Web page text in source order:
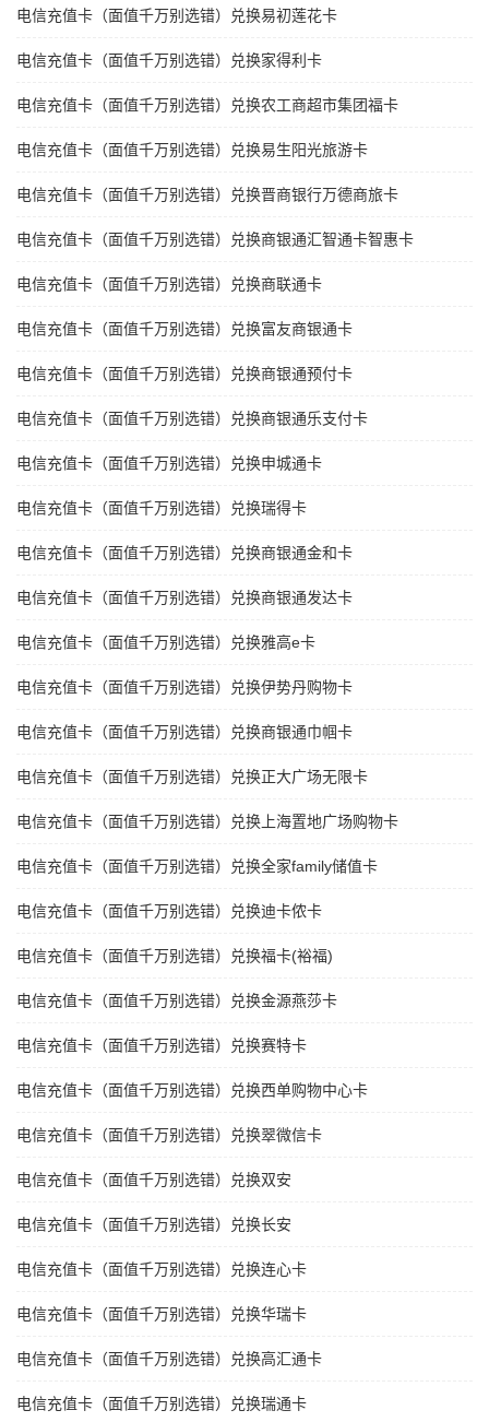
电信充值卡（面值千万别选错）兑换易初莲花卡
电信充值卡（面值千万别选错）兑换家得利卡
电信充值卡（面值千万别选错）兑换农工商超市集团福卡
电信充值卡（面值千万别选错）兑换易生阳光旅游卡
电信充值卡（面值千万别选错）兑换晋商银行万德商旅卡
电信充值卡（面值千万别选错）兑换商银通汇智通卡智惠卡
电信充值卡（面值千万别选错）兑换商联通卡
电信充值卡（面值千万别选错）兑换富友商银通卡
电信充值卡（面值千万别选错）兑换商银通预付卡
电信充值卡（面值千万别选错）兑换商银通乐支付卡
电信充值卡（面值千万别选错）兑换申城通卡
电信充值卡（面值千万别选错）兑换瑞得卡
电信充值卡（面值千万别选错）兑换商银通金和卡
电信充值卡（面值千万别选错）兑换商银通发达卡
电信充值卡（面值千万别选错）兑换雅高e卡
电信充值卡（面值千万别选错）兑换伊势丹购物卡
电信充值卡（面值千万别选错）兑换商银通巾帼卡
电信充值卡（面值千万别选错）兑换正大广场无限卡
电信充值卡（面值千万别选错）兑换上海置地广场购物卡
电信充值卡（面值千万别选错）兑换全家family储值卡
电信充值卡（面值千万别选错）兑换迪卡侬卡
电信充值卡（面值千万别选错）兑换福卡(裕福)
电信充值卡（面值千万别选错）兑换金源燕莎卡
电信充值卡（面值千万别选错）兑换赛特卡
电信充值卡（面值千万别选错）兑换西单购物中心卡
电信充值卡（面值千万别选错）兑换翠微信卡
电信充值卡（面值千万别选错）兑换双安
电信充值卡（面值千万别选错）兑换长安
电信充值卡（面值千万别选错）兑换连心卡
电信充值卡（面值千万别选错）兑换华瑞卡
电信充值卡（面值千万别选错）兑换高汇通卡
电信充值卡（面值千万别选错）兑换瑞通卡